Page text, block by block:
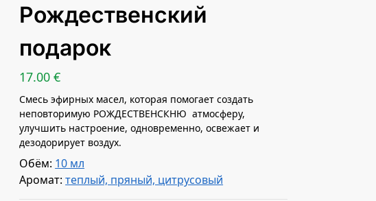
Рождественский
подарок
17.00€
Смесь эфирных масел, которая помогает создать
неповторимую РОЖДЕСТВЕНСКНЮ атмосферу,
улучшить настроение, одновременно, освежает и
дезодорирует воздух.
Обём: 10 мл
Аромат:теплый, пряный, цитрусовый